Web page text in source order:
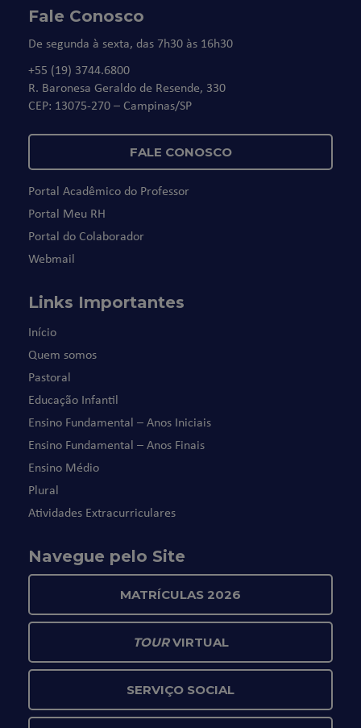
Fale Conosco
De segunda à sexta, das 7h30 às 16h30
+55 (19) 3744.6800
R. Baronesa Geraldo de Resende, 330
CEP: 13075-270 – Campinas/SP
FALE CONOSCO
Portal Acadêmico do Professor
Portal Meu RH
Portal do Colaborador
Webmail
Links Importantes
Início
Quem somos
Pastoral
Educação Infantil
Ensino Fundamental – Anos Iniciais
Ensino Fundamental – Anos Finais
Ensino Médio
Plural
Atividades Extracurriculares
Navegue pelo Site
MATRÍCULAS 2026
TOURVIRTUAL
SERVIÇO SOCIAL